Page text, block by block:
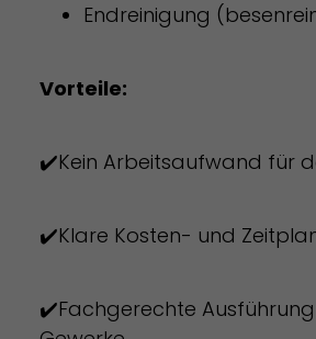
Endreinigung
Vorteile:
✔️Kein Arbeitsaufwand für
✔️Klare Kosten- und
✔️Fachgerechte